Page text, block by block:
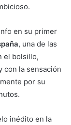
en su primer
, una de las
el bolsillo,
con la sensación
por su
inédito en la